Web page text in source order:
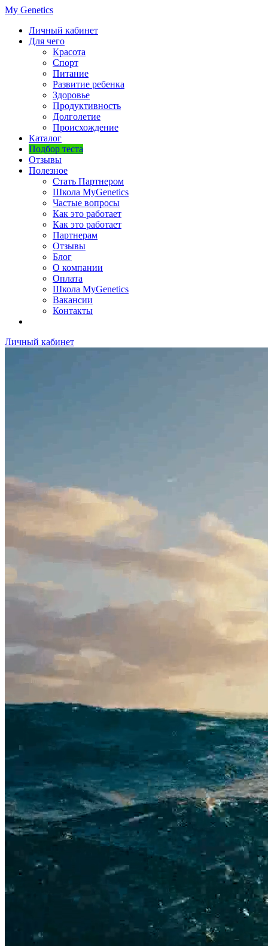
My Genetics
Личный кабинет
Для чего
Красота
Спорт
Питание
Развитие ребенка
Здоровье
Продуктивность
Долголетие
Происхождение
Каталог
Подбор теста
Отзывы
Полезное
Стать Партнером
Школа MyGenetics
Частые вопросы
Как это работает
Как это работает
Партнерам
Отзывы
Блог
О компании
Оплата
Школа MyGenetics
Вакансии
Контакты
Личный кабинет